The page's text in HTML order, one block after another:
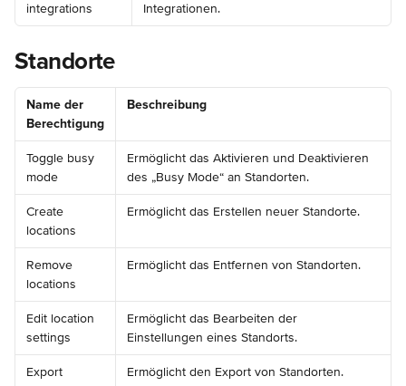
integrations
Integrationen.
Standorte
Name der
Berechtigung
Beschreibung
Toggle busy
mode
Ermöglicht das Aktivieren und Deaktivieren
des „Busy Mode“ an Standorten.
Create
locations
Ermöglicht das Erstellen neuer Standorte.
Remove
locations
Ermöglicht das Entfernen von Standorten.
Edit location
settings
Ermöglicht das Bearbeiten der
Einstellungen eines Standorts.
Export
Ermöglicht den Export von Standorten.